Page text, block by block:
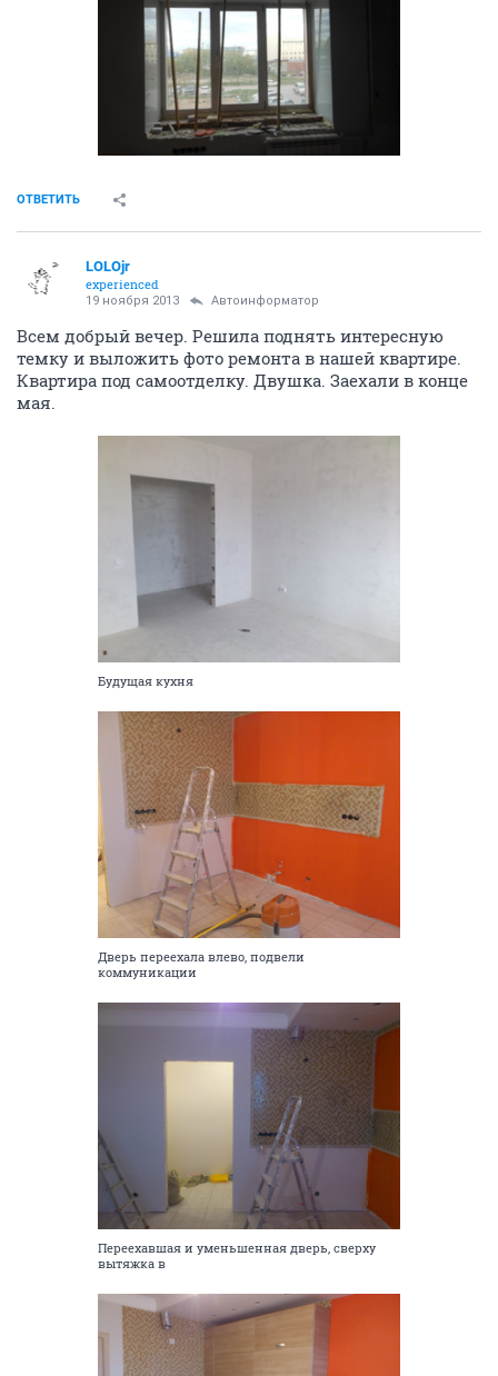
ОТВЕТИТЬ
LOLOjr
experienced
19 ноября 2013 Автоинформатор
Всем добрый вечер. Решила поднять интересную
темку и выложить фото ремонта в нашей квартире.
Квартира под самоотделку. Двушка. Заехали в конце
мая.
Будущая кухня
Дверь переехала влево, подвели
коммуникации
Переехавшая и уменьшенная дверь, сверху
вытяжка в